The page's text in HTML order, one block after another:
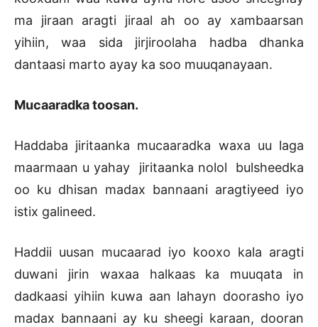
ma jiraan aragti jiraal ah oo ay xambaarsan
yihiin, waa sida jirjiroolaha hadba dhanka
dantaasi marto ayay ka soo muuqanayaan.
Mucaaradka toosan.
Haddaba jiritaanka mucaaradka waxa uu laga
maarmaan u yahay jiritaanka nolol bulsheedka
oo ku dhisan madax bannaani aragtiyeed iyo
istix galineed.
Haddii uusan mucaarad iyo kooxo kala aragti
duwani jirin waxaa halkaas ka muuqata in
dadkaasi yihiin kuwa aan lahayn doorasho iyo
madax bannaani ay ku sheegi karaan, dooran